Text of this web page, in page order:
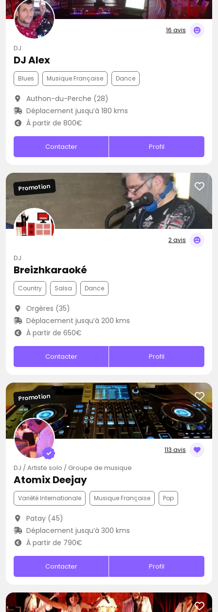
16 avis
DJ
DJ Alex
Blues Musique Française Dance
Authon-du-Perche (28)
Déplacement jusqu’à 180 kms
À partir de 800€
Contacter Profil
2 avis
Promotion
DJ
Breizhkaraoké
Country Salsa Dance
Orgères (35)
Déplacement jusqu’à 200 kms
À partir de 650€
Contacter Profil
113 avis
Promotion
DJ / Artiste solo / Groupe de musique
Atomix Deejay
Variété Internationale Musique Française Pop
Patay (45)
Déplacement jusqu’à 300 kms
À partir de 790€
Contacter Profil